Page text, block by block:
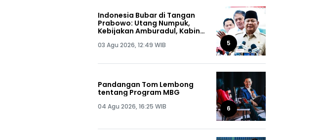
Indonesia Bubar di Tangan
Prabowo: Utang Numpuk,
Kebijakan Amburadul, Kabinet
Semua!
03 Agu 2026, 12:49 WIB 5
Pandangan Tom Lembong
tentang Program MBG
04 Agu 2026, 16:25 WIB 6